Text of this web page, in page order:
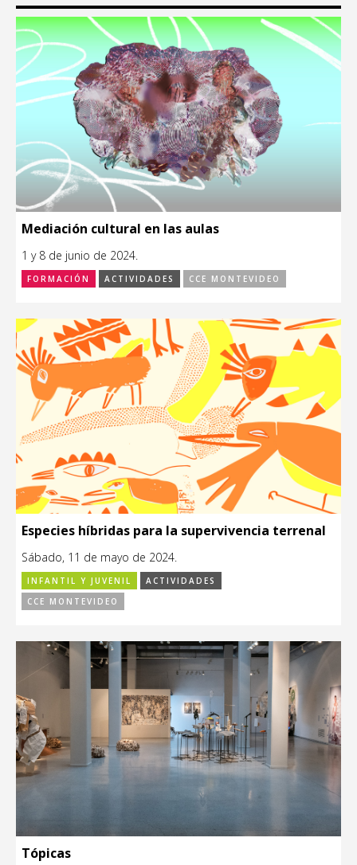
Mediación cultural en las aulas
1 y 8 de junio de 2024.
FORMACIÓN ACTIVIDADES CCE MONTEVIDEO
Especies híbridas para la supervivencia terrenal
Sábado, 11 de mayo de 2024.
INFANTIL Y JUVENIL
ACTIVIDADES
CCE MONTEVIDEO
Tópicas